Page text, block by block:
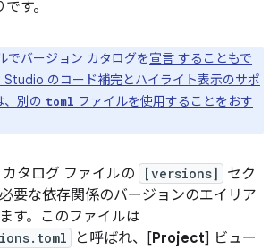
す。
でバージョン カタログを宣言 することもで
のコード補完とハイライト表示のサポ
、別の toml ファイルを使用することをおす
タログ ファイルの [versions]
セク
要な依存関係のバージョンのエイリア
す。このファイルは
と呼ばれ、[Project] ビュー